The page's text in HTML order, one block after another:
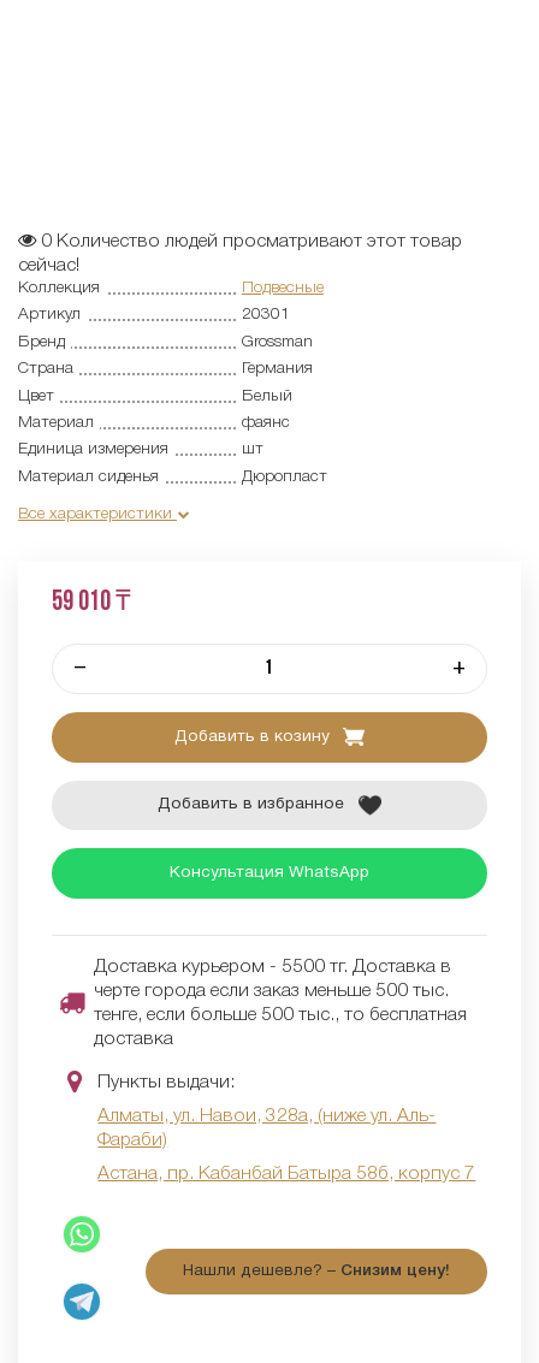
0 Количество людей просматривают этот товар
сейчас!
Коллекция
Подвесные
Артикул
20301
Бренд
Grossman
Страна
Германия
Цвет
Белый
Материал
фаянс
Единица измерения
шт
Материал сиденья
Дюропласт
Все характеристики
59 010 ₸
– +
Добавить в козину
Добавить в избранное
Консультация WhatsApp
Доставка курьером - 5500 тг. Доставка в
черте города если заказ меньше 500 тыс.
тенге, если больше 500 тыс., то бесплатная
доставка
Пункты выдачи:
Алматы, ул. Навои, 328а, (ниже ул. Аль-
Фараби)
Астана, пр. Кабанбай Батыра 58б, корпус 7
Нашли дешевле? – Снизим цену!